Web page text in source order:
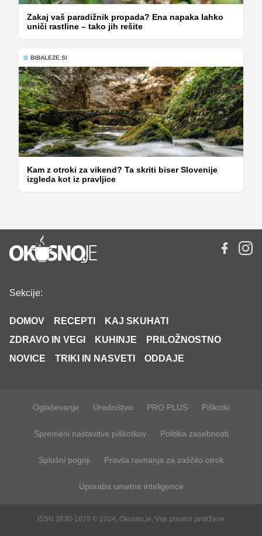
Zakaj vaš paradižnik propada? Ena napaka lahko
uniči rastline – tako jih rešite
BIBALEZE.SI
Kam z otroki za vikend? Ta skriti biser Slovenije
izgleda kot iz pravljice
Sekcije:
DOMOV RECEPTI
KAJ SKUHATI
ZDRAVO IN VEGI
KUHINJE
PRILOŽNOSTNO
NOVICE
TRIKI IN NASVETI ODDAJE
Oglaševanje Uredništvo PRO PLUS Piškotki
Spremeni nastavitve piškotkov Politika zasebnosti
Splošni pogoji Pravila ravnanja za zaščito otrok
Uporaba umetne inteligence
ISSN 2630-1679 © 2024, Okusno.je, Vse pravice pridržane